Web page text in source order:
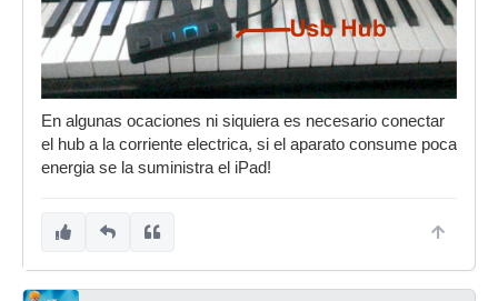
En algunas ocaciones ni siquiera es necesario conectar
el hub a la corriente electrica, si el aparato consume poca
energia se la suministra el iPad!